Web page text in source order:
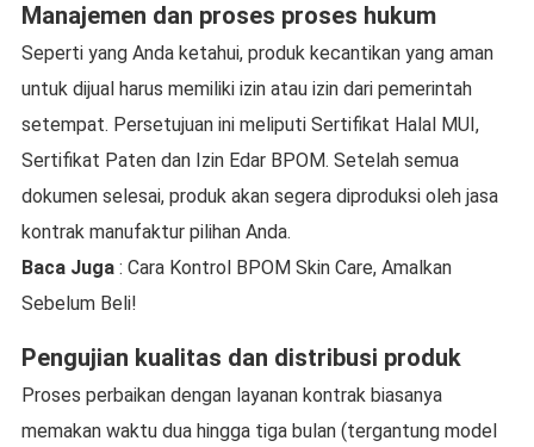
Manajemen dan proses proses hukum
Seperti yang Anda ketahui, produk kecantikan yang aman
untuk dijual harus memiliki izin atau izin dari pemerintah
setempat. Persetujuan ini meliputi Sertifikat Halal MUI,
Sertifikat Paten dan Izin Edar BPOM. Setelah semua
dokumen selesai, produk akan segera diproduksi oleh jasa
kontrak manufaktur pilihan Anda.
Baca Juga: Cara Kontrol BPOM Skin Care, Amalkan
Sebelum Beli!
Pengujian kualitas dan distribusi produk
Proses perbaikan dengan layanan kontrak biasanya
memakan waktu dua hingga tiga bulan (tergantung model